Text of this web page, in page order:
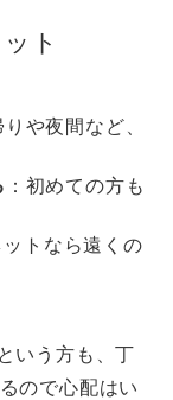
ト
りや夜間など、
：初めての方も
ットなら遠くの
いう方も、丁
ので心配はい